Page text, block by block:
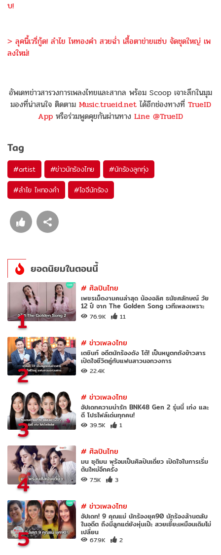
บ!
> ลุคนี้เวรี่กู้ด! ลำไย ไหทองคำ สวยฉ่ำ เสื้อตาข่ายแซ่บ จัดชุดใหญ่ เพ
ลงใหม่!
อัพเดทข่าวสารวงการเพลงไทยและสากล พร้อม Scoop เจาะลึกในมุม
มองที่น่าสนใจ ติดตาม Music.trueid.netได้อีกช่องทางที่ TrueID
App หรือร่วมพูดคุยกันผ่านทาง Line @TrueID
Tag
#artist #ข่าวนักร้องไทย #นักร้องลูกทุ่ง
#ลำไย ไหทองคำ #ไอจีนักร้อง
ยอดนิยมในตอนนี้
1
#ศิลปินไทย
เพชรเม็ดงามคนล่าสุด น้องอลิศ ธนัชศลักษณ์ วัย
12 ปี จาก The Golden Song เวทีเพลงเพราะ
76.9K 11
2
#ข่าวเพลงไทย
เตชินท์ อดีตนักร้องดัง โต้! เป็นหนูตกถังข้าวสาร
เปิดใจชีวิตคู่กับแฟนสาวนอกวงการ
22.4K
3
#ข่าวเพลงไทย
อัปเดทความน่ารัก BNK48 Gen 2 รุ่นนี้ เก่ง และ
ดี โปรไฟล์เด่นทุกคน!
39.5K 1
4
#ศิลปินไทย
มน ชุติมน พร้อมเป็นศิลปินเดี่ยว เปิดใจในการเริ่ม
ต้นใหม่อีกครั้ง
7.5K 3
5
#ข่าวเพลงไทย
อัปเดท! 9 คุณแม่ นักร้องยุค90 นักร้องล้านตลับ
ในอดีต ถึงมีลูกแต่ยังหุ่นเป๊ะ สวยเซี๊ยะเหมือนเดิมไม่
เปลี่ยน
67.9K 2